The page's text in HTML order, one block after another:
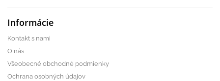
Informácie
Kontakt s nami
O nás
Všeobecné obchodné podmienky
Ochrana osobných údajov